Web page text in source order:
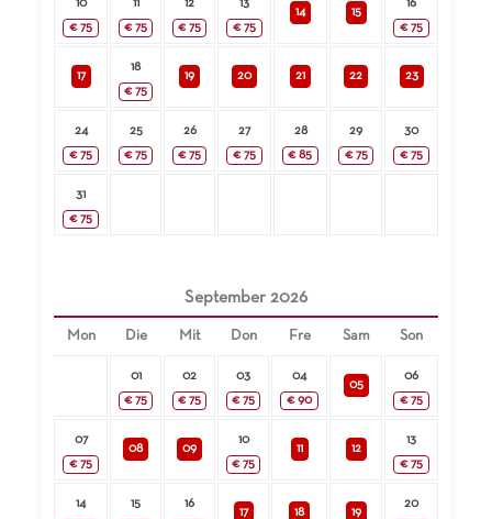
10
€ 75
11
€ 75
12
€ 75
13
€ 75
14 15
16
€ 75
17
18
€ 75
19 20 21 22 23
24
€ 75
25
€ 75
26
€ 75
27
€ 75
28
€ 85
29
€ 75
30
€ 75
31
€ 75
September 2026
Mon Die Mit Don Fre Sam Son
01
€ 75
02
€ 75
03
€ 75
04
€ 90
05
06
€ 75
07
€ 75
08 09
10
€ 75
11 12
13
€ 75
14 15 16
17 18 19
20